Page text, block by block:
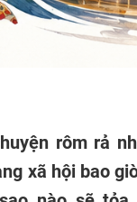
rôm rả
xã hội bao